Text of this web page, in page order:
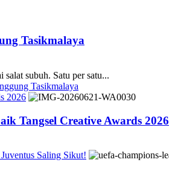
Tasikmalaya
subuh. Satu per satu...
Tasikmalaya
2026
Tangsel Creative Awards 2026
Saling Sikut!